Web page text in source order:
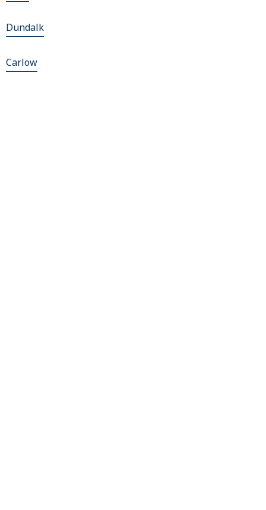
Dundalk
Carlow